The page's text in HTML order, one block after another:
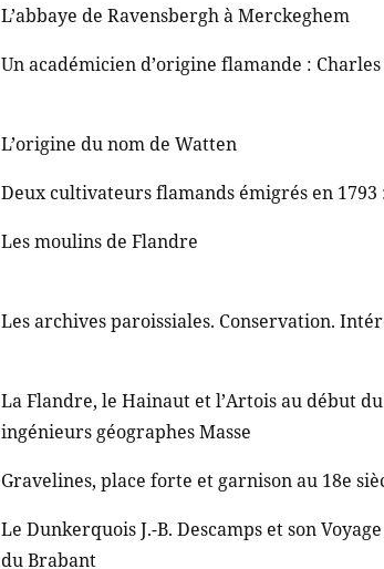
L’abbaye de Ravensbergh à Merckeghem
Un académicien d’origine flamande :
L’origine du nom de Watten
Deux cultivateurs flamands émigrés en
Les moulins de Flandre
Les archives paroissiales. Conservation.
La Flandre, le Hainaut et l’Artois au début du
ingénieurs géographes Masse
Gravelines, place forte et garnison au 18e
Le Dunkerquois J.-B. Descamps et son
du Brabant